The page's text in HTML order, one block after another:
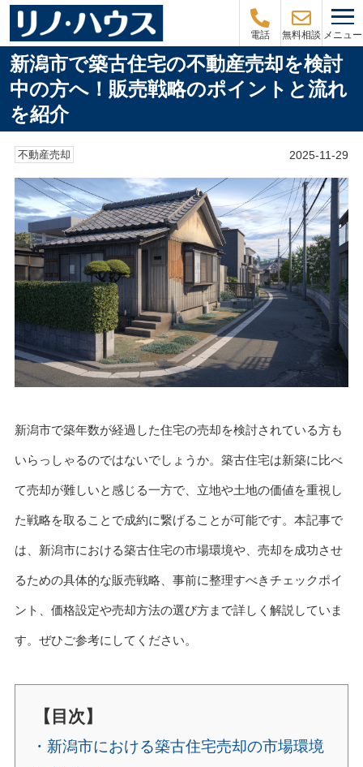
電話 無料相談 メニュー
新潟市で築古住宅の不動産売却を検討
中の方へ！販売戦略のポイントと流れ
を紹介
不動産売却 2025-11-29
新潟市で築年数が経過した住宅の売却を検討されている方も
いらっしゃるのではないでしょうか。築古住宅は新築に比べ
て売却が難しいと感じる一方で、立地や土地の価値を重視し
た戦略を取ることで成約に繋げることが可能です。本記事で
は、新潟市における築古住宅の市場環境や、売却を成功させ
るための具体的な販売戦略、事前に整理すべきチェックポイ
ント、価格設定や売却方法の選び方まで詳しく解説していま
す。ぜひご参考にしてください。
【目次】
・新潟市における築古住宅売却の市場環境